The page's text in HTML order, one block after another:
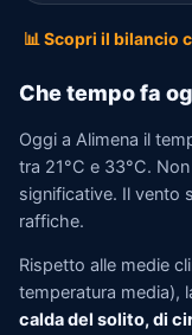
📊 Scopri il bilancio
Che tempo fa
Oggi a Alimena il
tra 21°C e 33°C.
significative. Il vento
raffiche.
Rispetto alle medie
temperatura media),
calda del solito, di